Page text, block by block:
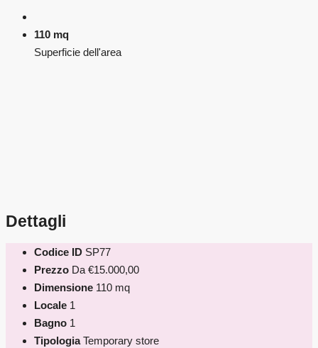
110 mq
Superficie dell'area
Dettagli
Codice ID SP77
Prezzo Da €15.000,00
Dimensione 110 mq
Locale 1
Bagno 1
Tipologia Temporary store